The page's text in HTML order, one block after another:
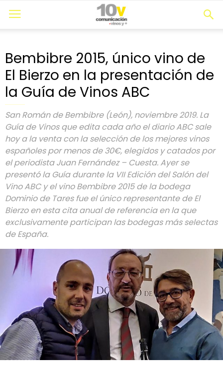
Bembibre 2015, único vino de
El Bierzo en la presentación de
la Guía de Vinos ABC
San Román de Bembibre (León), noviembre 2019. La
Guía de Vinos que edita cada año el diario ABC sale
hoy a la venta con la selección de los mejores vinos
españoles por menos de 30€, elegidos y catados por
el periodista Juan Fernández – Cuesta. Ayer se
presentó la Guía durante la VII Edición del Salón del
Vino ABC y el vino Bembibre 2015 de la bodega
Dominio de Tares fue el único representante de El
Bierzo en esta cita anual de referencia en la que
exclusivamente participan las bodegas más selectas
de España.